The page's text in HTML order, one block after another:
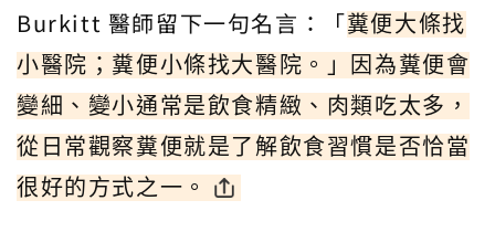
Burkitt 醫師留下一句名言：「糞便大條找
小醫院；糞便小條找大醫院。」因為糞便會
變細、變小通常是飲食精緻、肉類吃太多，
從日常觀察糞便就是了解飲食習慣是否恰當
很好的方式之一。